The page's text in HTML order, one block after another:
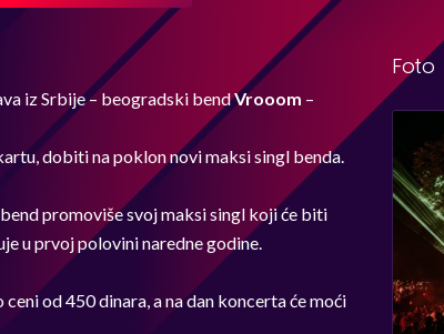
iz Srbije – beogradski bendVrooom –
dobiti na poklon novi maksi singl benda.
promoviše svoj maksi singl koji će biti
u prvoj polovini naredne godine.
od 450 dinara, a na dan koncerta će moći
Foto